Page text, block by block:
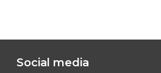
Social media